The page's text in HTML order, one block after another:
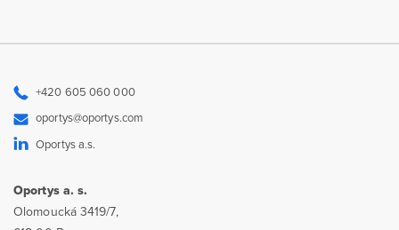
+420 605 060 000
oportys@oportys.com
Oportys a.s.
Oportys a. s.
Olomoucká 3419/7,